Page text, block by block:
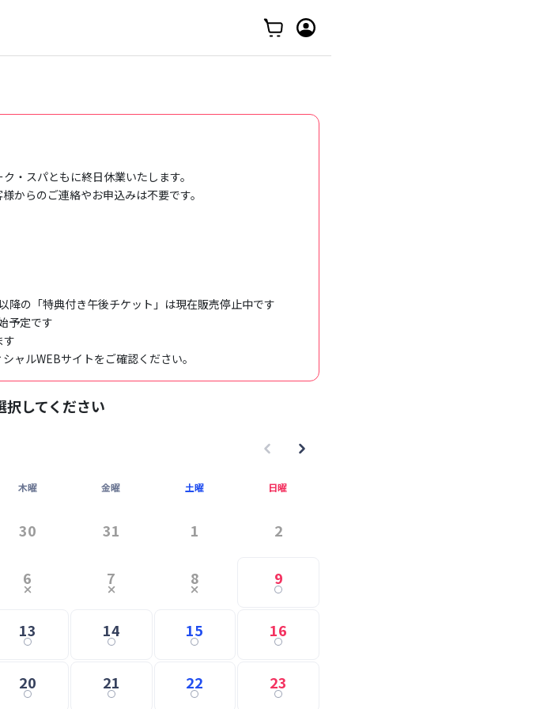
・スパともに終日休業いたします。
からのご連絡やお申込みは不要です。
降の「特典付き午後チケット」は現在販売停止中です
予定です
す
ャルWEBサイトをご確認ください。
択してください
木曜 金曜 土曜 日曜
30 31 1 2
6 7 8 9
13 14 15 16
20 21 22 23